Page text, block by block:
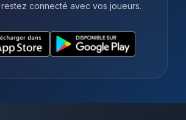
connecté avec vos joueurs.